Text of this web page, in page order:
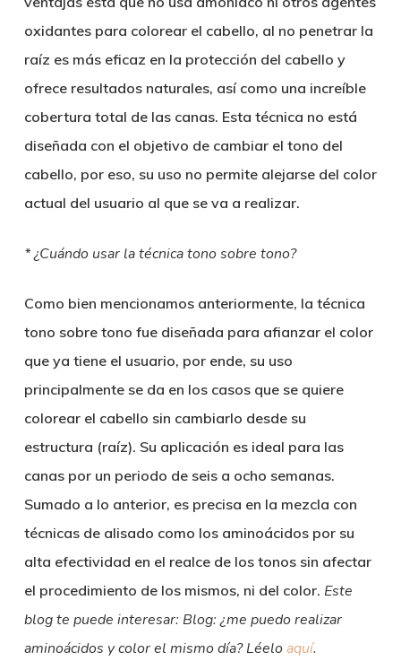
oxidantes para colorear el cabello, al no penetrar la
raíz es más eficaz en la protección del cabello y
ofrece resultados naturales, así como una increíble
cobertura total de las canas. Esta técnica no está
diseñada con el objetivo de cambiar el tono del
cabello, por eso, su uso no permite alejarse del color
actual del usuario al que se va a realizar.
* ¿Cuándo usar la técnica tono sobre tono?
Como bien mencionamos anteriormente, la técnica
tono sobre tono fue diseñada para afianzar el color
que ya tiene el usuario, por ende, su uso
principalmente se da en los casos que se quiere
colorear el cabello sin cambiarlo desde su
estructura (raíz). Su aplicación es ideal para las
canas por un periodo de seis a ocho semanas.
Sumado a lo anterior, es precisa en la mezcla con
técnicas de alisado como los aminoácidos por su
alta efectividad en el realce de los tonos sin afectar
el procedimiento de los mismos, ni del color. Este
blog te puede interesar: Blog: ¿me puedo realizar
aminoácidos y color el mismo día? Léeloaquí.